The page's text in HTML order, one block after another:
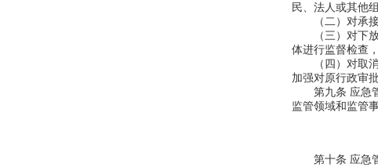
民、法人或其他
（二）对承接
（三）对下放
体进行监督检查
（四）对取消
加强对原行政审
第九条 应急管
监管领域和监管
第十条 应急管